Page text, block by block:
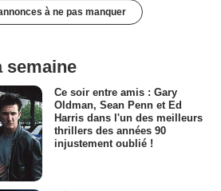
à ne pas manquer
semaine
Ce soir entre amis : Gary
Oldman, Sean Penn et Ed
Harris dans l'un des meilleurs
thrillers des années 90
injustement oublié !